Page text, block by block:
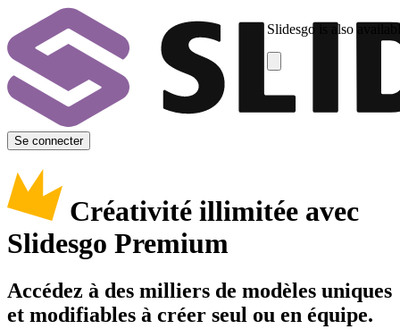
Slidesgo is also
Se connecter
Créativité illimitée avec
Slidesgo Premium
Accédez à des milliers de modèles uniques
et modifiables à créer seul ou en équipe.